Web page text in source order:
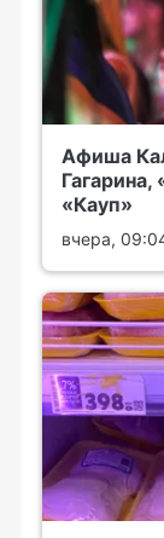
Афиша
«Кауп»
вчера,